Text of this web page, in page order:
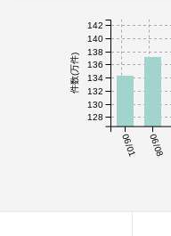
06/01 06/08
件数(万件)
128
130
132
134
136
138
140
142